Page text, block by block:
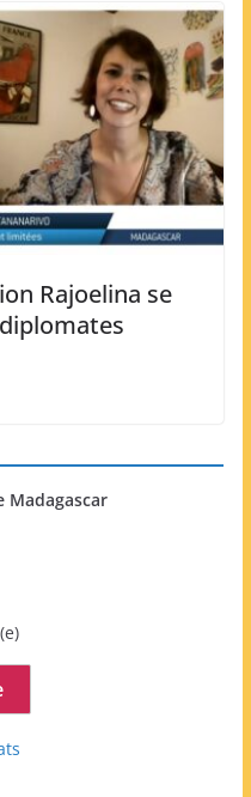
Rajoelina se
Madagascar